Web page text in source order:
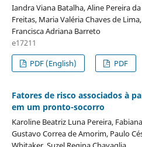
Iandra Viana Batalha, Aline Pereira
Freitas, Maria Valéria Chaves de
Francisca Adriana Barreto
e17211
PDF (English)
PDF
Fatores de risco associados à
em um pronto-socorro
Karoline Beatriz Luna Pereira,
Gustavo Correa de Amorim, Paulo